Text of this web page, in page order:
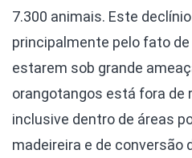
7.300 animais. Este
principalmente pelo fato
estarem sob grande
orangotangos está fora de
inclusive dentro de áreas
madeireira e de conversão